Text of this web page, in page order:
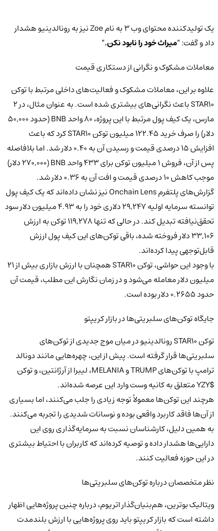
یک تولیدکننده محتوای وب ۳ به نام Zoe نیز به رونالدینیو هشدار
داد و گفت:"میراث خود را نابود نکن."
معاملات مشکوک و نگرانی از دستکاری قیمت
علاوه بر این، معاملات مشکوک و فعالیت‌های داخلی مرتبط با توکن
STAR10 باعث نگرانی‌های بیشتری شده است. به عنوان مثال، در ۲
مارس، یک کیف پول مرتبط با این پروژه، ۸۰ واحد BNB (حدود ۵۰,۰۰۰
دلار) را صرف خرید ۱۲۲.۴۵ میلیون توکن STAR10 کرد که باعث
افزایش ۱۵ درصدی قیمت و رسیدن آن به ۰.۴۰ دلار شد. اما بلافاصله
پس از آن، فروش ۱ میلیون توکن برای ۴۳۳ واحد BNB (۲۷۰,۰۰۰ دلار)
موجب کاهش ۱۰ درصدی قیمت و افت آن به ۰.۳۶ دلار شد.
گزارش‌های پلتفرم Onchain Lens نیز نشان داده‌اند که یک کیف پول
توانسته سرمایه اولیه ۲۹,۲۴۷ دلاری خود را به ۴.۹۳ میلیون دلار سود
تحقق‌نیافته تبدیل کند. در حالی که تنها ۱۱۹,۲۷۸ توکن به ارزش
۳۳,۱۰۶ دلار فروخته شده، باقی توکن‌های این کیف پول ارزش
قابل‌توجهی پیدا کرده‌اند.
با وجود این حواشی، توکن STAR10 همچنان با ارزش بازاری بیش از ۲۱
میلیون دلار معامله می‌شود و در زمان نگارش این مطلب، قیمت آن
حدود ۰.۲۶۵۵ دلار بوده است.
جایگاه توکن‌های سلبریتی‌ها در بازار کریپتو
توکن STAR10 رونالدینیو در میان موج جدیدی از توکن‌های
سلبریتی‌ها قرار گرفته است. پیش از این، چهره‌هایی مانند دونالد
ترامپ با توکن‌های TRUMP و MELANIA، لیبرا از آرژانتین، و توکن
$YZY متعلق به کانیه وست وارد این عرصه شده‌اند.
هرچند این توکن‌ها معمولاً توجه زیادی را جلب می‌کنند، اما بسیاری
از آن‌ها فاقد کاربرد واقعی بوده و نوسانات شدیدی را تجربه می‌کنند.
به همین دلیل، کارشناسان نسبت به سرمایه‌گذاری روی این
دارایی‌ها هشدار داده و توصیه کرده‌اند که کاربران با احتیاط بیشتری
در این حوزه فعالیت کنند.
نظر متخصصان درباره توکن‌های سلبریتی‌ها
ویتالیک بوترین، هم‌بنیان‌گذار اتریوم، درباره چنین پروژه‌هایی اظهار
داشته است که بازار کریپتو باید روی پروژه‌هایی با ارزش بلندمدت